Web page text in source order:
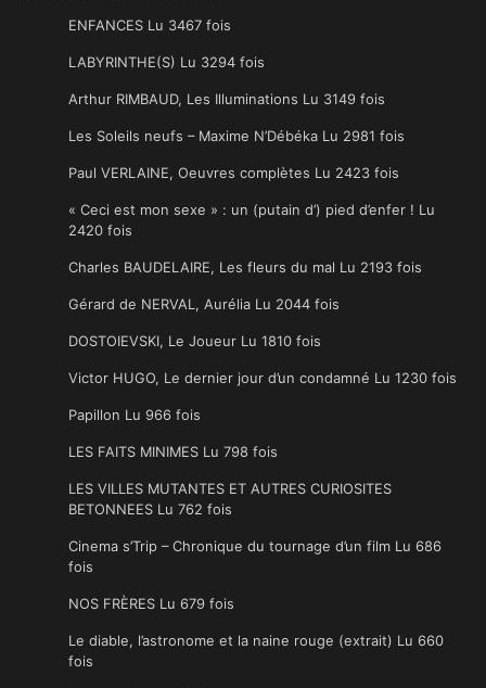
ENFANCES Lu 3467 fois
LABYRINTHE(S) Lu 3294 fois
Arthur RIMBAUD, Les Illuminations Lu 3149 fois
Les Soleils neufs – Maxime N’Débéka Lu 2981 fois
Paul VERLAINE, Oeuvres complètes Lu 2423 fois
« Ceci est mon sexe » : un (putain d’) pied d’enfer ! Lu
2420 fois
Charles BAUDELAIRE, Les fleurs du mal Lu 2193 fois
Gérard de NERVAL, Aurélia Lu 2044 fois
DOSTOIEVSKI, Le Joueur Lu 1810 fois
Victor HUGO, Le dernier jour d’un condamné Lu 1230 fois
Papillon Lu 966 fois
LES FAITS MINIMES Lu 798 fois
LES VILLES MUTANTES ET AUTRES CURIOSITES
BETONNEES Lu 762 fois
Cinema s’Trip – Chronique du tournage d’un film Lu 686
fois
NOS FRÈRES Lu 679 fois
Le diable, l’astronome et la naine rouge (extrait) Lu 660
fois